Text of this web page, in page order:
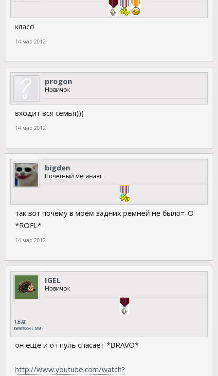
класс!
14 мар 2012
progon
Новичок
входит вся семья)))
14 мар 2012
bigden
Почетный меганавт
так вот почему в моём задних ремней не было=-O
*ROFL*
14 мар 2012
IGEL
Новичок
он еще и от пуль спасает *BRAVO*
http://www.youtube.com/watch?